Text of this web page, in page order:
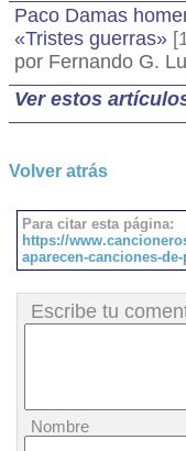
Paco Damas
«Tristes guerras»
por Fernando G.
Ver estos
Volver atrás
Para citar esta página:
https://
aparecen-canciones-
Escribe tu
Nombre